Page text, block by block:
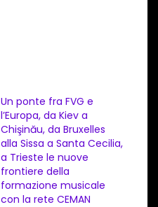
Un ponte fra FVG e
l’Europa, da Kiev a
Chişinău, da Bruxelles
alla Sissa a Santa Cecilia,
a Trieste le nuove
frontiere della
formazione musicale
con la rete CEMAN